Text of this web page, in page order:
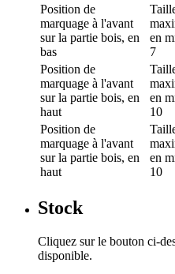
Position de
marquage à l'avant
sur la partie bois, en
bas
en
7
Position de
marquage à l'avant
sur la partie bois, en
haut
en
10
Position de
marquage à l'avant
sur la partie bois, en
haut
en
10
Stock
Cliquez sur le bouton ci-
disponible.